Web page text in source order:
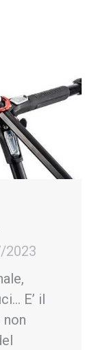
2023
E’ il
non